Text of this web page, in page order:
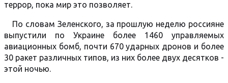
террор, пока мир это позволяет.
По словам Зеленского, за прошлую неделю россияне
выпустили по Украине более 1460 управляемых
авиационных бомб, почти 670 ударных дронов и более
30 ракет различных типов, из них более двух десятков -
этой ночью.